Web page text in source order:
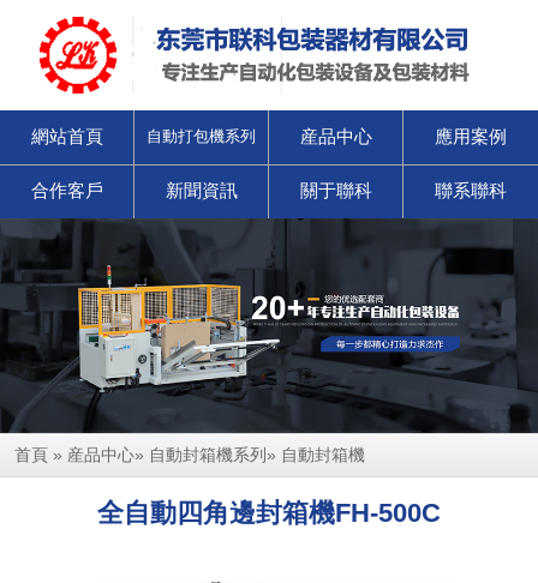
網站首頁 自動打包機系列 産品中心 應用案例
合作客戶 新聞資訊 關于聯科 聯系聯科
首頁 » 産品中心» 自動封箱機系列» 自動封箱機
全自動四角邊封箱機FH-500C